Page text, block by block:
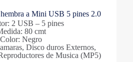
a Mini USB 5 pines 2.0
2 USB – 5 pines
80 cmt
Color: Negro
Disco duros Externos,
de Musica (MP5)